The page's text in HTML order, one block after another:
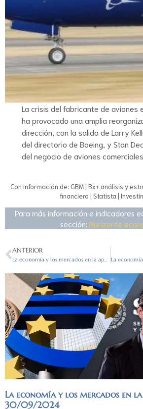
La crisis del fabricante de aviones
ha provocado una amplia
dirección, con la salida de Larry
del directorio de Boeing, y Stan
del negocio de aviones
Con información de: GBM | Bx+ análisis y
financiero | Statista |
Para más información e indicadores
sección: Horizonte
ANTERIOR
La economía y los mercados en la apertura del 22/03/2024
La economía y los mercados en
30/09/2024